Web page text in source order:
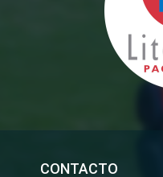
CONTACTO